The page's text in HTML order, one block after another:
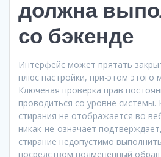
должна
со бэкенде
Интерфейс может прятать
плюс настройки, при-этом
Ключевая проверка прав
проводиться со уровне системы.
стирания не отображается во
никак-не-означает
стирание недопустимо
посредством подмененный